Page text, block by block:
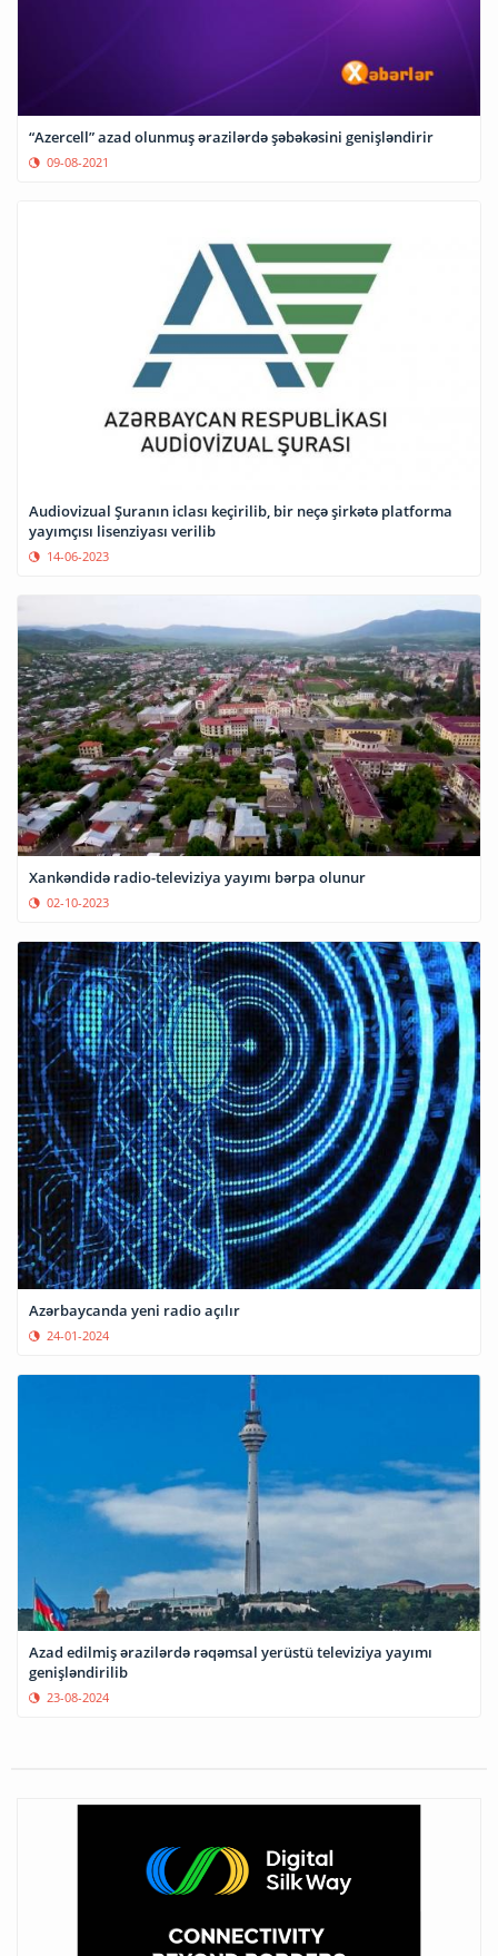
“Azercell” azad olunmuş ərazilərdə şəbəkəsini genişləndirir
09-08-2021
Audiovizual Şuranın iclası keçirilib, bir neçə şirkətə platforma
yayımçısı lisenziyası verilib
14-06-2023
Xankəndidə radio-televiziya yayımı bərpa olunur
02-10-2023
Azərbaycanda yeni radio açılır
24-01-2024
Azad edilmiş ərazilərdə rəqəmsal yerüstü televiziya yayımı
genişləndirilib
23-08-2024